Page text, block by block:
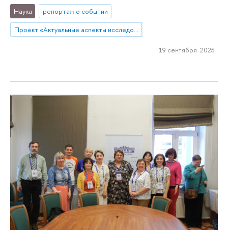
Наука
репортаж о событии
Проект «Актуальные аспекты исследования прав человека в контексте биоэтики»
19 сентября 2025